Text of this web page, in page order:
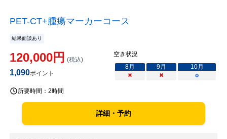
PET-CT+腫瘍マーカーコース
結果面談あり
120,000円 (税込)
1,090ポイント
空き状況
8月 9月 10月
×
× ○
所要時間： 2時間
詳細・予約